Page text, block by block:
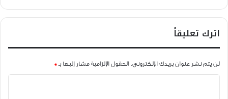
اترك تعليقاً
لن يتم نشر عنوان بريدك الإلكتروني. الحقول الإلزامية مشار إليها بـ*